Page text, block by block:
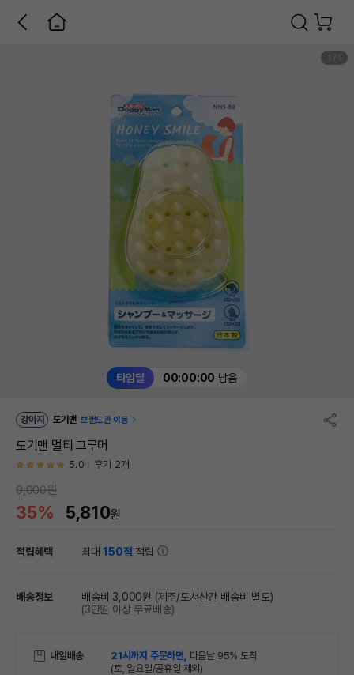
타임딜 00:00:00 남음
1 1
강아지 도기맨 브랜드관 이동
도기맨 멀티 그루머
5.0 후기 2개
9,000원
35% 5,810원
적립혜택 최대150점 적립
배송정보 배송비 3,000원 (제주/도서산간 배송비 별도)
(3만원 이상 무료배송)
내일배송 21시까지 주문하면, 다음날 95% 도착
(토, 일요일/공휴일 제외)